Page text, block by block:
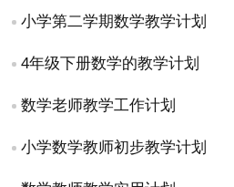
小学第二学期数学教学计划
4年级下册数学的教学计划
数学老师教学工作计划
小学数学教师初步教学计划